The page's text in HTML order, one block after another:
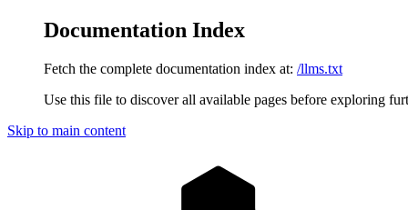
Documentation Index
Fetch the complete documentation index at: /llms.txt
Use this file to discover all available pages before exploring
Skip to main content